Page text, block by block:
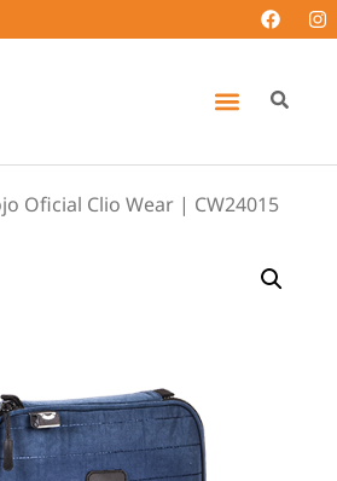
Oficial Clio Wear | CW24015